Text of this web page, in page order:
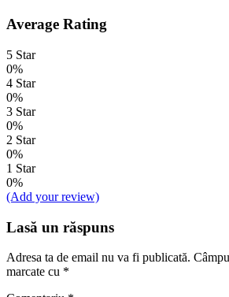
Average Rating
5 Star
0%
4 Star
0%
3 Star
0%
2 Star
0%
1 Star
0%
(Add your review)
Lasă un răspuns
Adresa ta de email nu va fi publicată.
marcate cu *